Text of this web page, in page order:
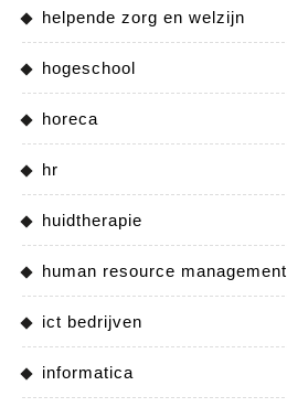
helpende zorg en welzijn
hogeschool
horeca
hr
huidtherapie
human resource management
ict bedrijven
informatica